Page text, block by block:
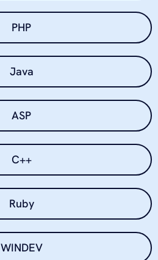
8859-
+ "?accessToken=" +
"&numero=" +
+ "&message=" +
+ "&emetteur=" +
+ optionStop;
async Task<string>
PHP
Java
ASP
C++
Ruby
WINDEV